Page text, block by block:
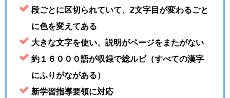
段ごとに区切られていて、2文字目が変わるごと
に色を変えてある
大きな文字を使い、説明がページをまたがない
約１６０００語が収録で総ルビ（すべての漢字
にふりがながある）
新学習指導要領に対応